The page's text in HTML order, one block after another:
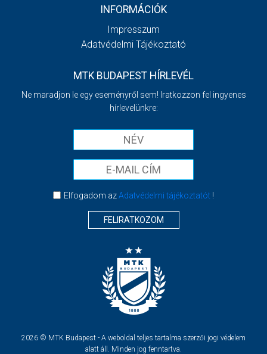
INFORMÁCIÓK
Impresszum
Adatvédelmi Tájékoztató
MTK BUDAPEST HÍRLEVÉL
Ne maradjon le egy eseményről sem! Iratkozzon fel ingyenes
hírlevelünkre:
Elfogadom azAdatvédelmi tájékoztatót!
FELIRATKOZOM
2026 © MTK Budapest - A weboldal teljes tartalma szerzői jogi védelem
alatt áll. Minden jog fenntartva.